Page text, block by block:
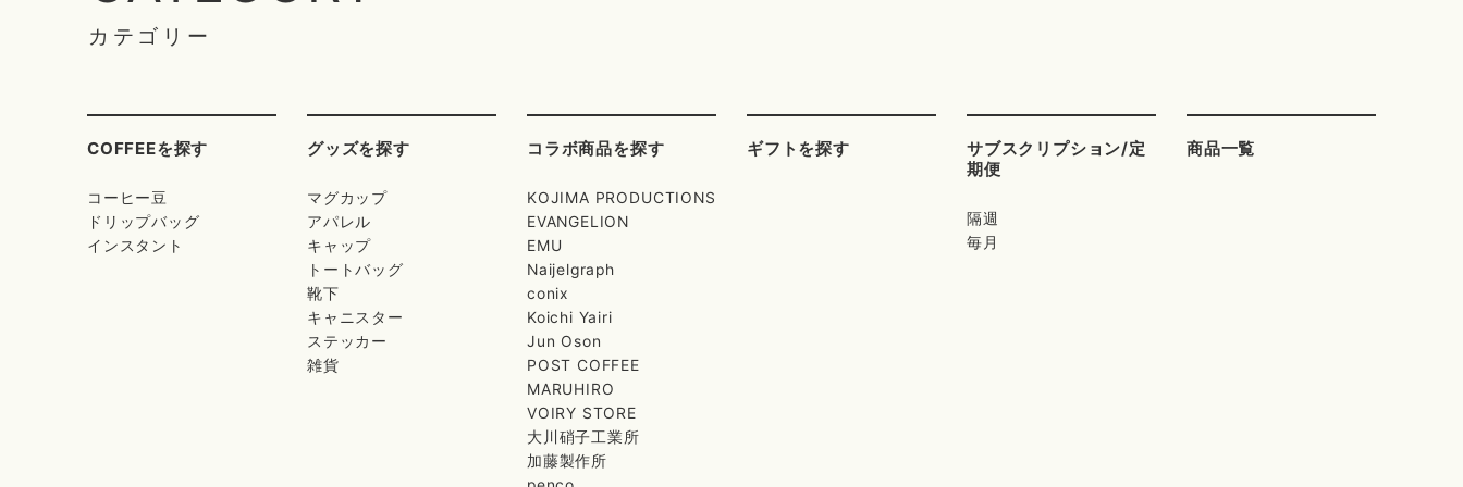
カテゴリー
COFFEEを探す
コーヒー豆
ドリップバッグ
インスタント
グッズを探す
マグカップ
アパレル
キャップ
トートバッグ
靴下
キャニスター
ステッカー
雑貨
コラボ商品を探す
KOJIMA PRODUCTIONS
EVANGELION
EMU
Naijelgraph
conix
Koichi Yairi
Jun Oson
POST COFFEE
MARUHIRO
VOIRY STORE
大川硝子工業所
加藤製作所
ギフトを探す
サブスクリプション/定
期便
隔週
毎月
商品一覧